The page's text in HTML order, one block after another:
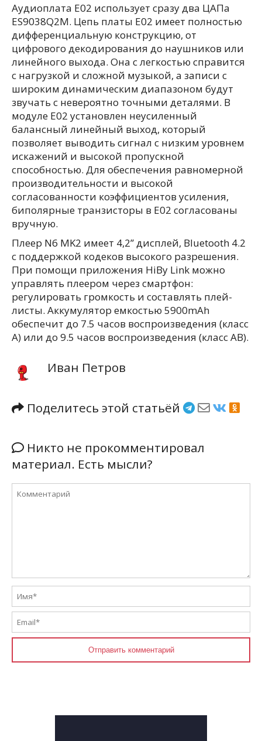
Аудиоплата Е02 использует сразу два ЦАПа
ES9038Q2M. Цепь платы E02 имеет полностью
дифференциальную конструкцию, от
цифрового декодирования до наушников или
линейного выхода. Она с легкостью справится
с нагрузкой и сложной музыкой, а записи с
широким динамическим диапазоном будут
звучать с невероятно точными деталями. В
модуле E02 установлен неусиленный
балансный линейный выход, который
позволяет выводить сигнал с низким уровнем
искажений и высокой пропускной
способностью. Для обеспечения равномерной
производительности и высокой
согласованности коэффициентов усиления,
биполярные транзисторы в E02 согласованы
вручную.
Плеер N6 MK2 имеет 4,2’’ дисплей, Bluetooth 4.2
с поддержкой кодеков высокого разрешения.
При помощи приложения HiBy Link можно
управлять плеером через смартфон:
регулировать громкость и составлять плей-
листы. Аккумулятор емкостью 5900mAh
обеспечит до 7.5 часов воспроизведения (класс
А) или до 9.5 часов воспроизведения (класс АВ).
Иван Петров
Поделитесь этой статьёй
Никто не прокомментировал
материал. Есть мысли?